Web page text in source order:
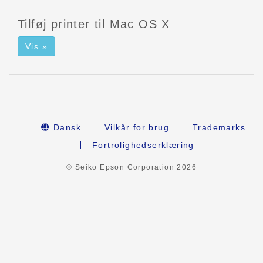
Tilføj printer til Mac OS X
Vis »
Dansk Vilkår for brug
Trademarks
Fortrolighedserklæring
© Seiko Epson Corporation2026